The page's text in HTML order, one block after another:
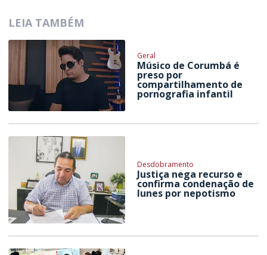
LEIA TAMBÉM
Geral
Músico de Corumbá é
preso por
compartilhamento de
pornografia infantil
Desdobramento
Justiça nega recurso e
confirma condenação de
Iunes por nepotismo